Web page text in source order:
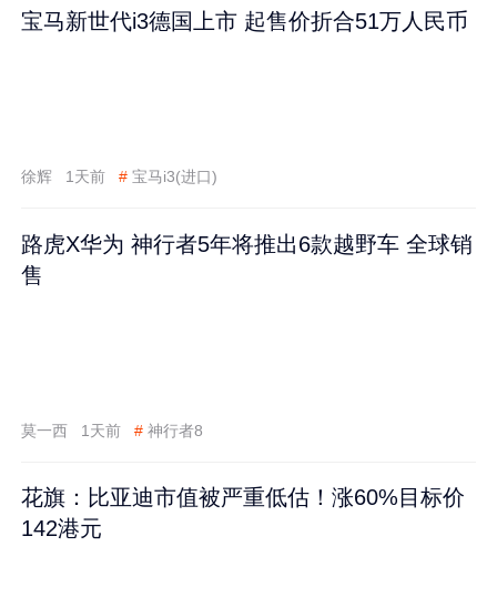
宝马新世代i3德国上市 起售价折合51万人民币
徐辉 1天前 # 宝马i3(进口)
路虎X华为 神行者5年将推出6款越野车 全球销
售
莫一西 1天前 # 神行者8
花旗：比亚迪市值被严重低估！涨60%目标价
142港元